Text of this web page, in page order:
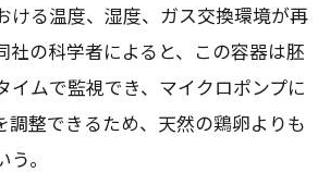
ける温度、湿度、ガス交換環境が再
社の科学者によると、この容器は胚
イムで監視でき、マイクロポンプに
調整できるため、天然の鶏卵よりも
。